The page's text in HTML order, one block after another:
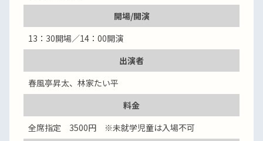
開場/開演
13：30開場／14：00開演
出演者
春風亭昇太、林家たい平
料金
全席指定 3500円 ※未就学児童は入場不可